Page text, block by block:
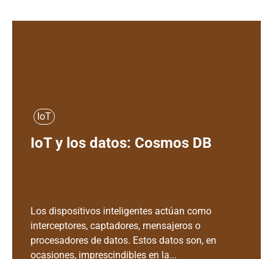
IoT
IoT y los datos: Cosmos DB
Los dispositivos inteligentes actúan como
interceptores, captadores, mensajeros o
procesadores de datos. Estos datos son, en
ocasiones, imprescindibles en la...